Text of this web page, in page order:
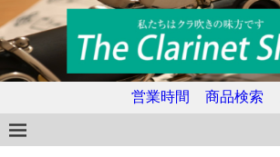
営業時間 商品検索